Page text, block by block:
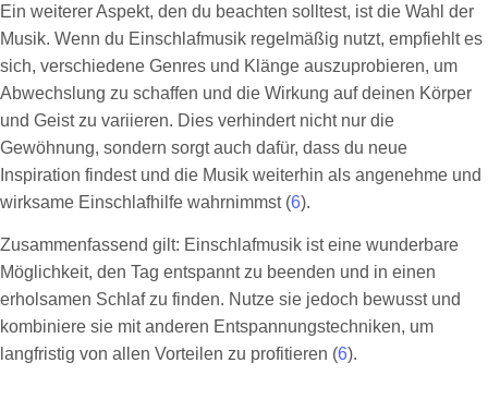
Ein weiterer Aspekt, den du beachten solltest, ist die Wahl der
Musik. Wenn du Einschlafmusik regelmäßig nutzt, empfiehlt es
sich, verschiedene Genres und Klänge auszuprobieren, um
Abwechslung zu schaffen und die Wirkung auf deinen Körper
und Geist zu variieren. Dies verhindert nicht nur die
Gewöhnung, sondern sorgt auch dafür, dass du neue
Inspiration findest und die Musik weiterhin als angenehme und
wirksame Einschlafhilfe wahrnimmst (6).
Zusammenfassend gilt: Einschlafmusik ist eine wunderbare
Möglichkeit, den Tag entspannt zu beenden und in einen
erholsamen Schlaf zu finden. Nutze sie jedoch bewusst und
kombiniere sie mit anderen Entspannungstechniken, um
langfristig von allen Vorteilen zu profitieren (6).